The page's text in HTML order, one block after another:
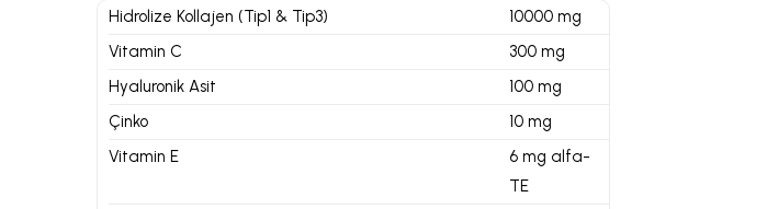
Hidrolize Kollajen (Tip1 & Tip3)
10000 mg
Vitamin C
300 mg
Hyaluronik Asit
100 mg
Çinko
10 mg
Vitamin E
6 mg alfa-
TE